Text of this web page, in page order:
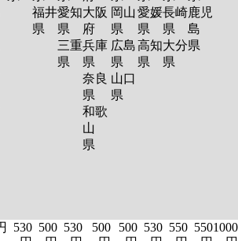
福井
県
愛知
県
三重
県
大阪
府
兵庫
県
奈良
県
和歌
山
県
岡山
県
広島
県
山口
県
愛媛
県
高知
県
長崎
県
大分
県
鹿児
島
県
530 500 530
500
500 530 550 5501000